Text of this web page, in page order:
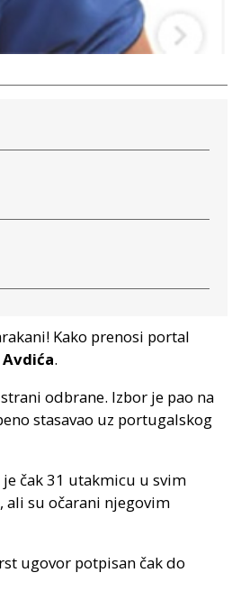
Kako prenosi portal
.
odbrane. Izbor je pao na
stasavao uz portugalskog
čak 31 utakmicu u svim
ali su očarani njegovim
ugovor potpisan čak do